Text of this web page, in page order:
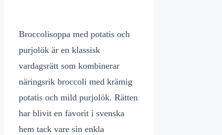
Broccolisoppa med potatis och
purjolök är en klassisk
vardagsrätt som kombinerar
näringsrik broccoli med krämig
potatis och mild purjolök. Rätten
har blivit en favorit i svenska
hem tack vare sin enkla